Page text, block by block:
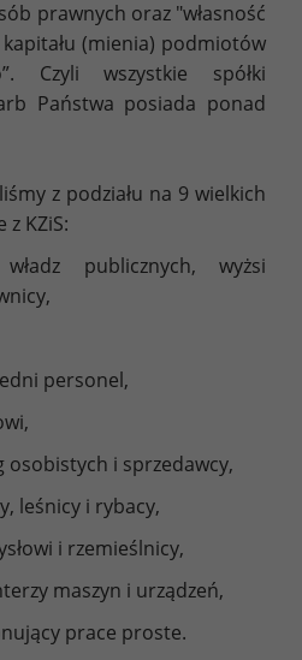
prawnych oraz "własność
(mienia) podmiotów
Czyli wszystkie spółki
Państwa posiada ponad
z podziału na 9 wielkich
KZiS:
władz publicznych, wyżsi
personel,
osobistych i sprzedawcy,
leśnicy i rybacy,
i rzemieślnicy,
maszyn i urządzeń,
prace proste.